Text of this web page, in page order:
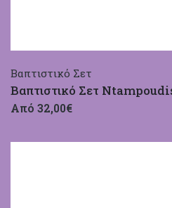
Βαπτιστικό Σετ
Βαπτιστικό Σετ
Από 32,00€